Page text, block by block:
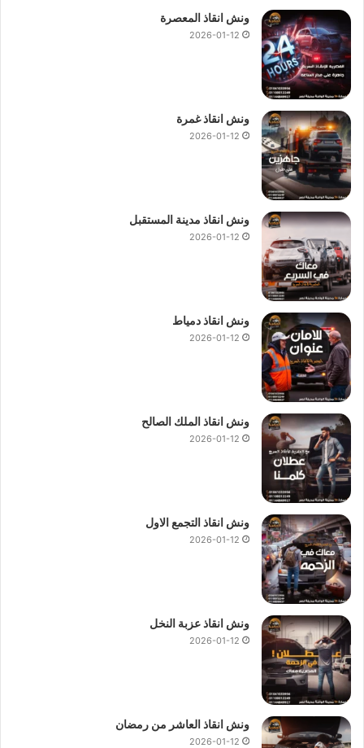
ونش انقاذ المعصرة
2026-01-12
ونش انقاذ غمرة
2026-01-12
ونش انقاذ مدينة المستقبل
2026-01-12
ونش انقاذ دمياط
2026-01-12
ونش انقاذ الملك الصالح
2026-01-12
ونش انقاذ التجمع الاول
2026-01-12
ونش انقاذ عزبة النخل
2026-01-12
ونش انقاذ العاشر من رمضان
2026-01-12